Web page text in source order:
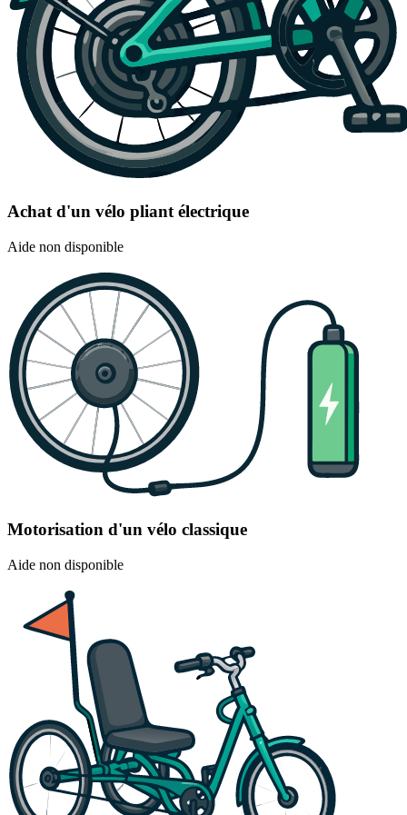
Achat d'un vélo pliant électrique
Aide non disponible
Motorisation d'un vélo classique
Aide non disponible